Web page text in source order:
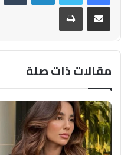
مشاركة عبر البريد طباعة
مقالات ذات صلة